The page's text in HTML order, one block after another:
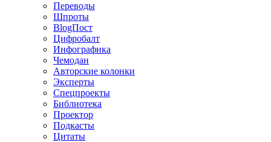
Переводы
Шпроты
BlogПост
Цифробалт
Инфографика
Чемодан
Авторские колонки
Эксперты
Спецпроекты
Библиотека
Проектор
Подкасты
Цитаты